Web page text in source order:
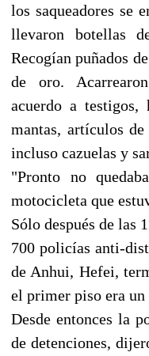
los saqueadores se
llevaron botellas
Recogían puñados
de oro.
acuerdo a testigos,
mantas, artículos
incluso cazuelas y
"Pronto no
motocicleta que
Sólo después de las
700 policías anti-
de Anhui, Hefei,
el primer piso era un
Desde entonces la
de detenciones,